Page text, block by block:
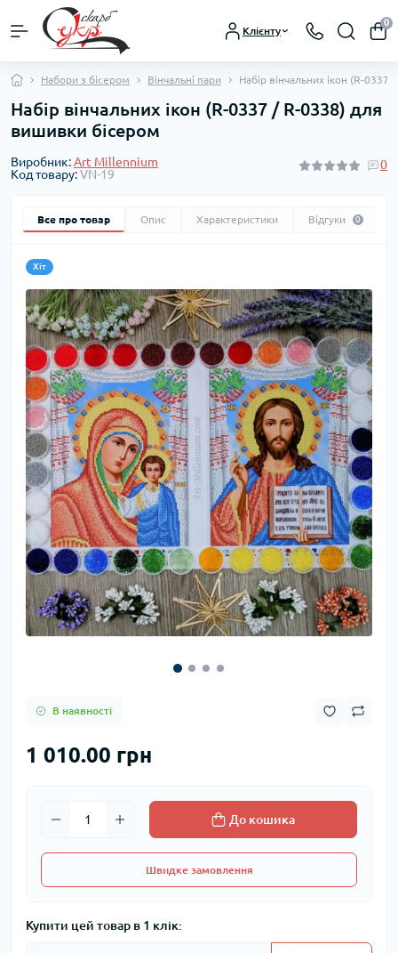
Клієнту
0
Набори з бісером Вінчальні пари Набір вінчальних ікон (R-
Набір вінчальних ікон (R-0337 / R-0338) для
вишивки бісером
Виробник:Art Millennium
Код товару:VN-19
0
Все про товар Опис Характеристики Відгуки 0
Хіт
В наявності
1 010.00 грн
До кошика
Швидке замовлення
Купити цей товар в 1 клік: